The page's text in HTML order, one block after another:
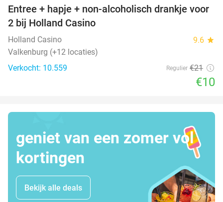
52%
Entree + hapje + non-alcoholisch drankje voor
2 bij Holland Casino
Holland Casino 9.6 star
Valkenburg (+12 locaties)
Verkocht: 10.559
Regulier €21
€10
geniet van een zomer vol
kortingen
Bekijk alle deals